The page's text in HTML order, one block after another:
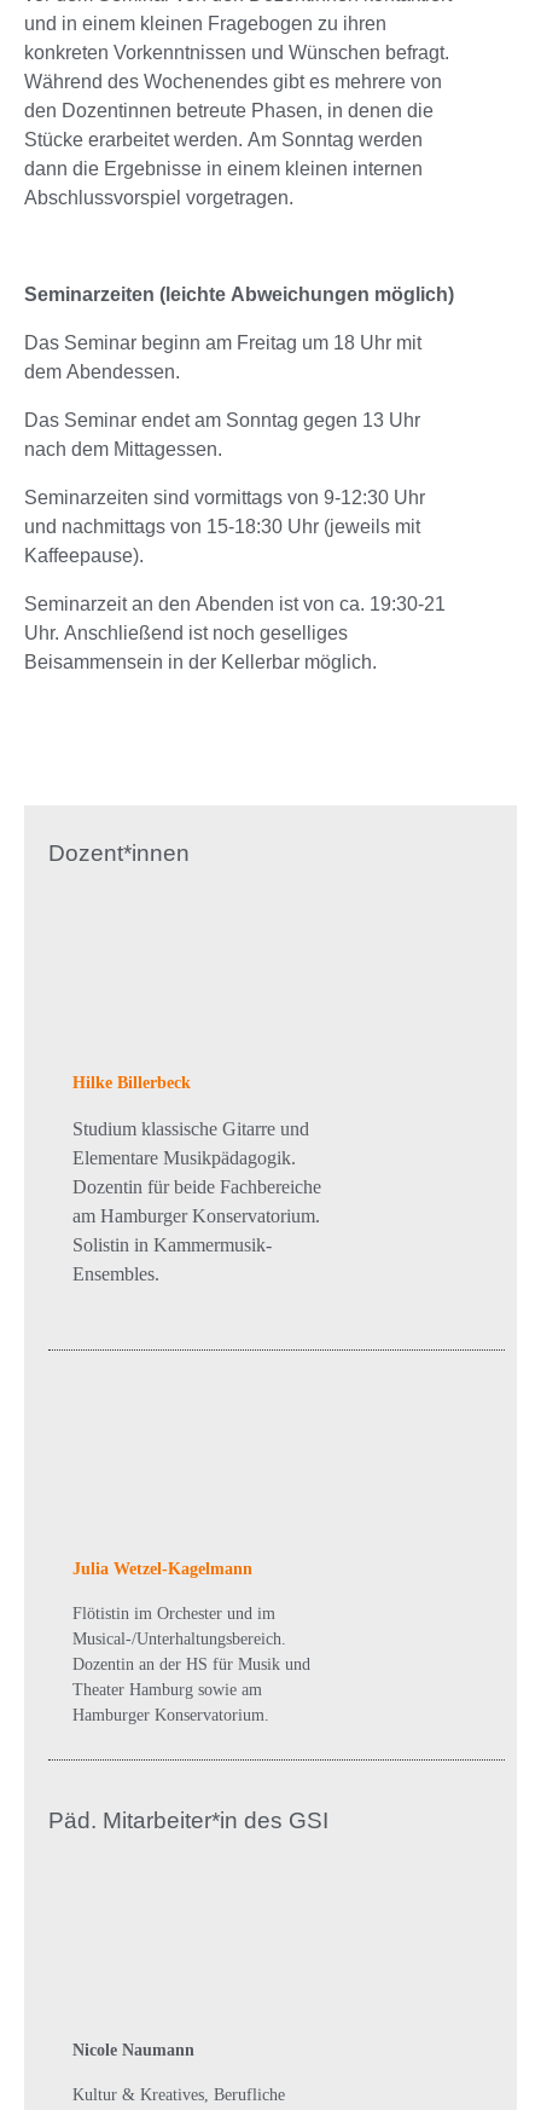
und in einem kleinen Fragebogen zu ihren
konkreten Vorkenntnissen und Wünschen befragt.
Während des Wochenendes gibt es mehrere von
den Dozentinnen betreute Phasen, in denen die
Stücke erarbeitet werden. Am Sonntag werden
dann die Ergebnisse in einem kleinen internen
Abschlussvorspiel vorgetragen.
Seminarzeiten (leichte Abweichungen möglich)
Das Seminar beginn am Freitag um 18 Uhr mit
dem Abendessen.
Das Seminar endet am Sonntag gegen 13 Uhr
nach dem Mittagessen.
Seminarzeiten sind vormittags von 9-12:30 Uhr
und nachmittags von 15-18:30 Uhr (jeweils mit
Kaffeepause).
Seminarzeit an den Abenden ist von ca. 19:30-21
Uhr. Anschließend ist noch geselliges
Beisammensein in der Kellerbar möglich.
Dozent*innen
Hilke Billerbeck
Studium klassische Gitarre und
Elementare Musikpädagogik.
Dozentin für beide Fachbereiche
am Hamburger Konservatorium.
Solistin in Kammermusik-
Ensembles.
Julia Wetzel-Kagelmann
Flötistin im Orchester und im
Musical-/Unterhaltungsbereich.
Dozentin an der HS für Musik und
Theater Hamburg sowie am
Hamburger Konservatorium.
Päd. Mitarbeiter*in des GSI
Nicole Naumann
Kultur & Kreatives, Berufliche